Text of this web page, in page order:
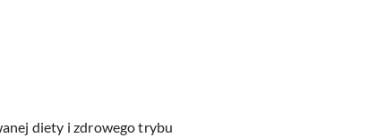
diety i zdrowego trybu